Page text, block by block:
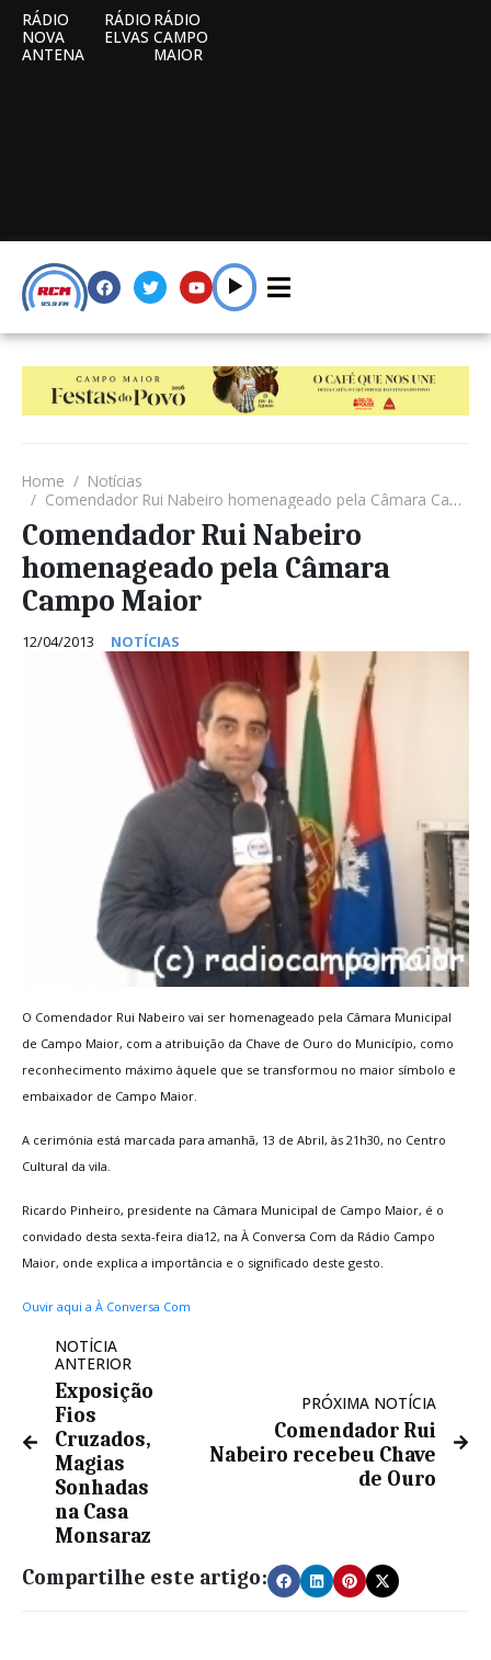
RÁDIO
NOVA
ANTENA
RÁDIO
ELVAS
RÁDIO
CAMPO
MAIOR
Home
Notícias
Comendador Rui Nabeiro homenageado pela Câmara Campo Maior
Comendador Rui Nabeiro
homenageado pela Câmara
Campo Maior
12/04/2013 NOTÍCIAS
O Comendador Rui Nabeiro vai ser homenageado pela Câmara Municipal
de Campo Maior, com a atribuição da Chave de Ouro do Município, como
reconhecimento máximo àquele que se transformou no maior símbolo e
embaixador de Campo Maior.
A cerimónia está marcada para amanhã, 13 de Abril, às 21h30, no Centro
Cultural da vila.
Ricardo Pinheiro, presidente na Câmara Municipal de Campo Maior, é o
convidado desta sexta-feira dia12, na À Conversa Com da Rádio Campo
Maior, onde explica a importância e o significado deste gesto.
Ouvir aqui a À Conversa Com
NOTÍCIA
ANTERIOR
Exposição
Fios
Cruzados,
Magias
Sonhadas
na Casa
Monsaraz
PRÓXIMA NOTÍCIA
Comendador Rui
Nabeiro recebeu Chave
de Ouro
Compartilhe este artigo: